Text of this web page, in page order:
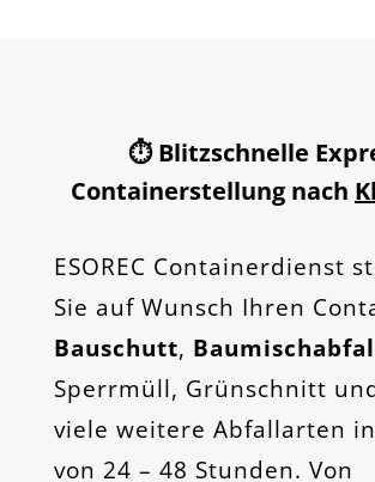
⏱️ Blitzschnelle
Containerstellung nach
ESOREC Containerdienst
Sie auf Wunsch Ihren
Bauschutt,
Sperrmüll, Grünschnitt
viele weitere Abfallarten
von 24 – 48 Stunden. Von